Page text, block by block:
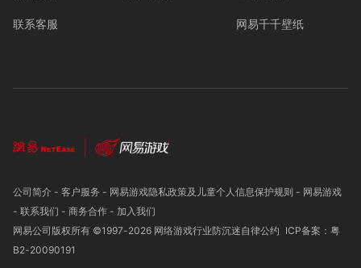
联系客服 网易千千壁纸
公司简介 - 客户服务 - 网易游戏隐私政策及儿童个人信息保护规则 - 网易游戏
- 联系我们 - 商务合作 - 加入我们
网易公司版权所有 ©1997-2026 网络游戏行业防沉迷自律公约 ICP备案：粤
B2-20090191